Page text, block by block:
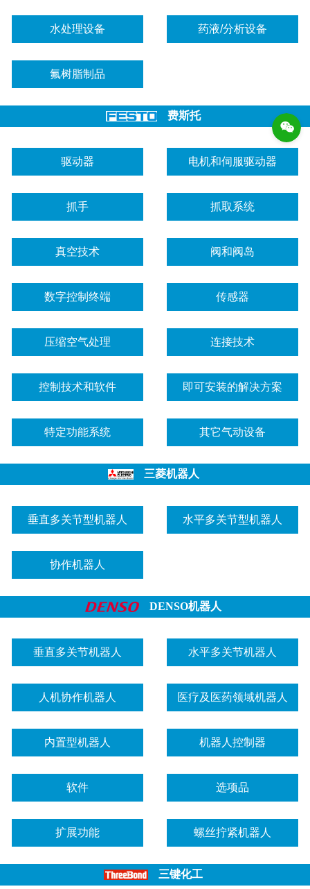
水处理设备 药液/分析设备
氟树脂制品
费斯托
驱动器 电机和伺服驱动器
抓手 抓取系统
真空技术 阀和阀岛
数字控制终端 传感器
压缩空气处理 连接技术
控制技术和软件 即可安装的解决方案
特定功能系统 其它气动设备
三菱机器人
垂直多关节型机器人 水平多关节型机器人
协作机器人
DENSO机器人
垂直多关节机器人 水平多关节机器人
人机协作机器人 医疗及医药领域机器人
内置型机器人 机器人控制器
软件 选项品
扩展功能 螺丝拧紧机器人
三键化工